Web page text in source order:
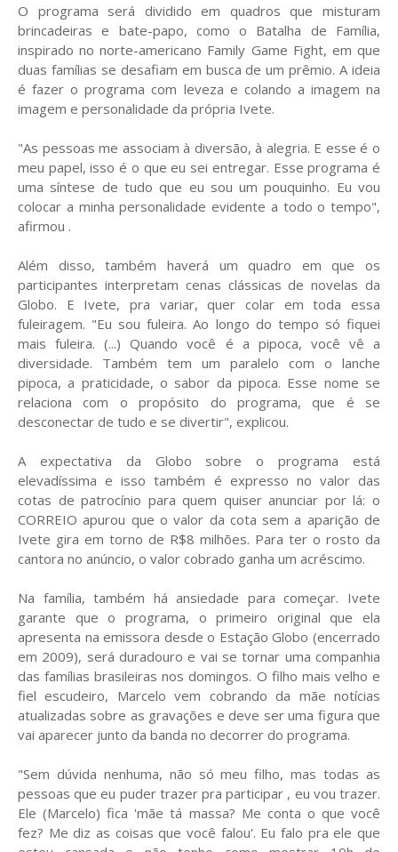
O programa será dividido em quadros que misturam
brincadeiras e bate-papo, como o Batalha de Família,
inspirado no norte-americano Family Game Fight, em que
duas famílias se desafiam em busca de um prêmio. A ideia
é fazer o programa com leveza e colando a imagem na
imagem e personalidade da própria Ivete.
"As pessoas me associam à diversão, à alegria. E esse é o
meu papel, isso é o que eu sei entregar. Esse programa é
uma síntese de tudo que eu sou um pouquinho. Eu vou
colocar a minha personalidade evidente a todo o tempo",
afirmou .
Além disso, também haverá um quadro em que os
participantes interpretam cenas clássicas de novelas da
Globo. E Ivete, pra variar, quer colar em toda essa
fuleiragem. "Eu sou fuleira. Ao longo do tempo só fiquei
mais fuleira. (...) Quando você é a pipoca, você vê a
diversidade. Também tem um paralelo com o lanche
pipoca, a praticidade, o sabor da pipoca. Esse nome se
relaciona com o propósito do programa, que é se
desconectar de tudo e se divertir", explicou.
A expectativa da Globo sobre o programa está
elevadíssima e isso também é expresso no valor das
cotas de patrocínio para quem quiser anunciar por lá: o
CORREIO apurou que o valor da cota sem a aparição de
Ivete gira em torno de R$8 milhões. Para ter o rosto da
cantora no anúncio, o valor cobrado ganha um acréscimo.
Na família, também há ansiedade para começar. Ivete
garante que o programa, o primeiro original que ela
apresenta na emissora desde o Estação Globo (encerrado
em 2009), será duradouro e vai se tornar uma companhia
das famílias brasileiras nos domingos. O filho mais velho e
fiel escudeiro, Marcelo vem cobrando da mãe notícias
atualizadas sobre as gravações e deve ser uma figura que
vai aparecer junto da banda no decorrer do programa.
"Sem dúvida nenhuma, não só meu filho, mas todas as
pessoas que eu puder trazer pra participar , eu vou trazer.
Ele (Marcelo) fica 'mãe tá massa? Me conta o que você
fez? Me diz as coisas que você falou'. Eu falo pra ele que